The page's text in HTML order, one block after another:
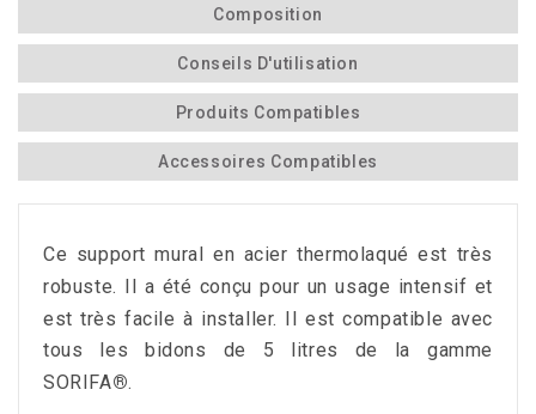
Composition
Conseils D'utilisation
Produits Compatibles
Accessoires Compatibles
Ce support mural en acier thermolaqué est très
robuste.
Il a été conçu pour un usage intensif et
est très facile à installer.
Il est compatible avec
tous les bidons de 5 litres de la gamme
SORIFA®.